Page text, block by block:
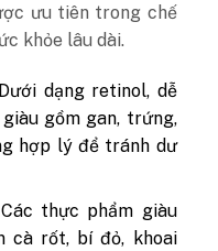
ưu tiên trong chế
khỏe lâu dài.
dạng retinol, dễ
gồm gan, trứng,
hợp lý để tránh dư
Các thực phẩm giàu
cà rốt, bí đỏ, khoai